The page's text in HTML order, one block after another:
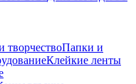
творчествоПапки и
Клейкие ленты